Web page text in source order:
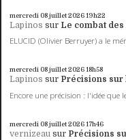
mercredi 08juillet 202619h22
Lapinos sur Le combat
ELUCID (Olivier Berruyer) a le
mercredi 08juillet 202618h58
Lapinos sur Précisions sur
Encore une précision : l'idée que
mercredi 08juillet 202617h46
vernizeau sur Précisions